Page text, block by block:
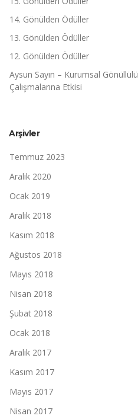
14. Gönülden Ödüller
13. Gönülden Ödüller
12. Gönülden Ödüller
Aysun Sayın – Kurumsal
Çalışmalarına Etkisi
Arşivler
Temmuz 2023
Aralık 2020
Ocak 2019
Aralık 2018
Kasım 2018
Ağustos 2018
Mayıs 2018
Nisan 2018
Şubat 2018
Ocak 2018
Aralık 2017
Kasım 2017
Mayıs 2017
Nisan 2017